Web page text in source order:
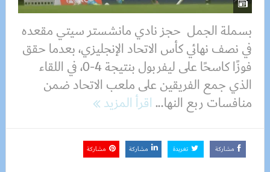
بسملة الجمل حجز نادي مانشستر سيتي مقعده
في نصف نهائي كأس الاتحاد الإنجليزي، بعدما حقق
فوزًا كاسحًا على ليفربول بنتيجة 4-0، في اللقاء
الذي جمع الفريقين على ملعب الاتحاد ضمن
منافسات ربع النها...اقرأ المزيد
مشاركة تغريدة مشاركة مشاركة